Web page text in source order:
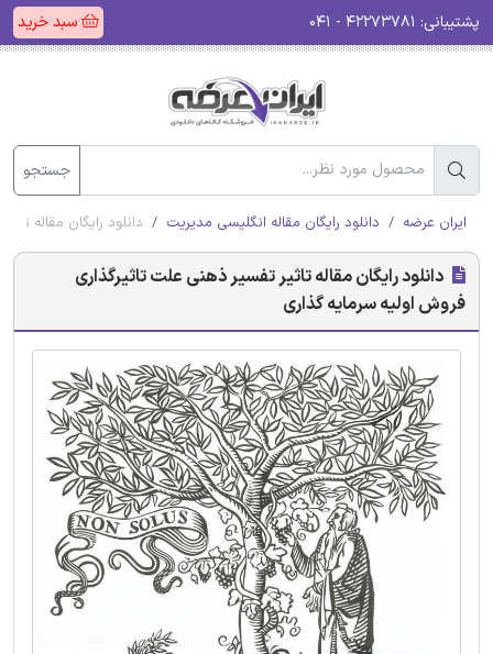
پشتیبانی: سبد خرید
جستجو
ایران عرضه دانلود رایگان مقاله انگلیسی مدیریت دانلود رایگان مقاله
دانلود رایگان مقاله تاثیر تفسیر ذهنی علت تاثیرگذاری
فروش اولیه سرمایه گذاری